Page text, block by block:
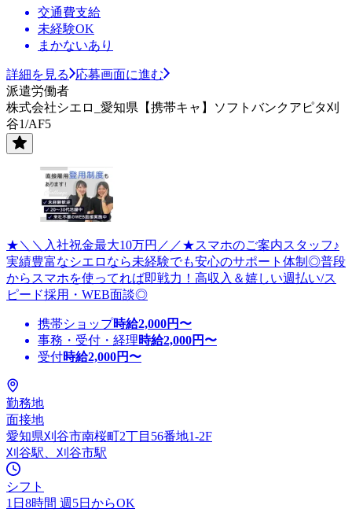
交通費支給
未経験OK
まかないあり
詳細を見る
応募画面に進む
派遣労働者
株式会社シエロ_愛知県【携帯キャ】ソフトバンクアピタ刈
谷1/AF5
★＼＼入社祝金最大10万円／／★スマホのご案内スタッフ♪
実績豊富なシエロなら未経験でも安心のサポート体制◎普段
からスマホを使ってれば即戦力！高収入＆嬉しい週払い/ス
ピード採用・WEB面談◎
携帯ショップ時給2,000円〜
事務・受付・経理時給2,000円〜
受付時給2,000円〜
勤務地
面接地
愛知県刈谷市南桜町2丁目56番地1-2F
刈谷駅、刈谷市駅
シフト
1日8時間 週5日からOK